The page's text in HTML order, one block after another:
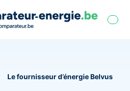
Le fournisseur d’énergie Belvus